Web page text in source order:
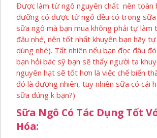
Được làm từ ngô nguyên chất nên toàn
dưỡng có được từ ngô đều có trong
sữa ngô mà bạn mua không phải tự làm
đâu nhé, nên tốt nhất khuyên bạn hãy
dùng nhé). Tất nhiên nếu bạn đọc đâu
bạn hỏi bác sỹ bạn sẽ thấy người ta
nguyên hạt sẽ tốt hơn là việc chế biến
đó là đương nhiên, tuy nhiên sữa có cái
sữa đúng k bạn?)
Sữa Ngô Có Tác Dụng Tốt
Hóa: